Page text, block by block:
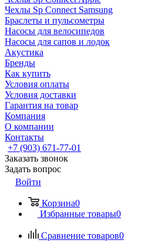
Чехлы Sp Connect Samsung
Браслеты и пульсометры
Насосы для велосипедов
Насосы для сапов и лодок
Акустика
Бренды
Как купить
Условия оплаты
Условия доставки
Гарантия на товар
Компания
О компании
Контакты
+7 (903) 671-77-01
Заказать звонок
Задать вопрос
Войти
Корзина0
Избранные товары0
Сравнение товаров0